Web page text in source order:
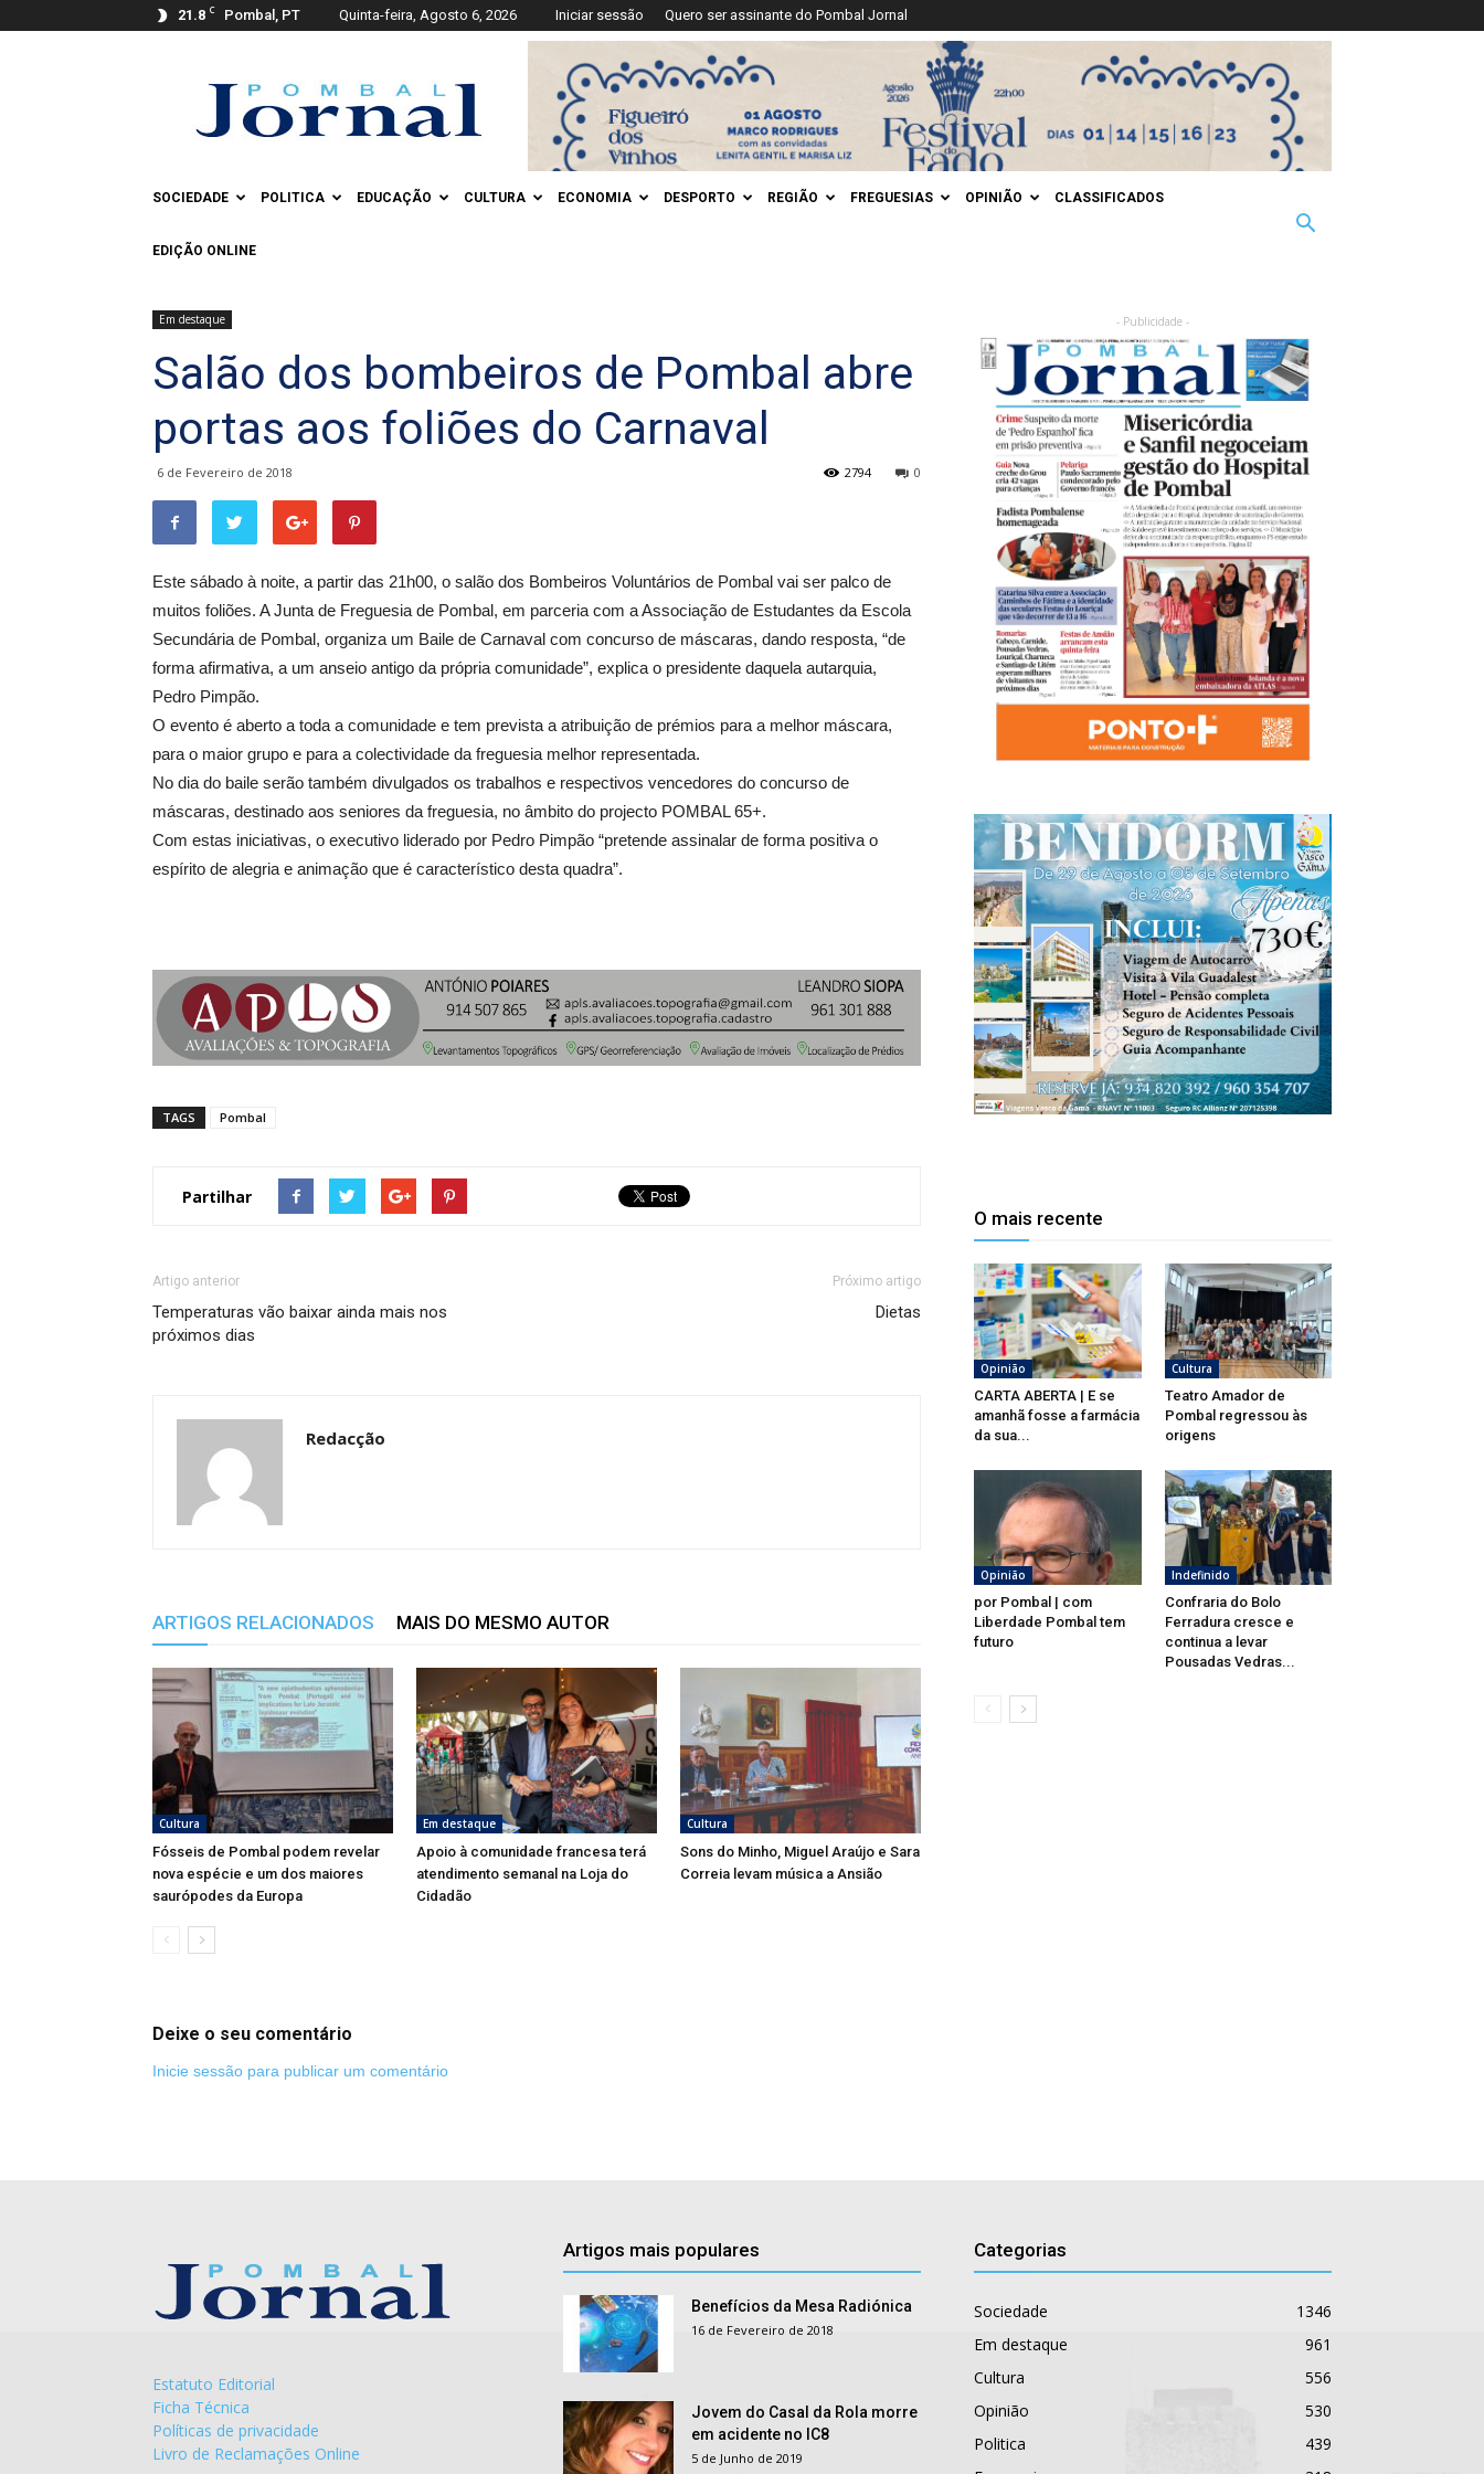
21.8 C Pombal, PT Quinta-feira, Agosto 6, 2026 Iniciar sessão Quero ser assinante do Pombal Jornal
Jornal
SOCIEDADE POLITICA EDUCAÇÃO CULTURA ECONOMIA DESPORTO REGIÃO FREGUESIAS OPINIÃO CLASSIFICADOS
EDIÇÃO ONLINE
Em destaque
Salão dos bombeiros de Pombal abre
portas aos foliões do Carnaval
6 de Fevereiro de 2018 0
2794
Este sábado à noite, a partir das 21h00, o salão dos Bombeiros Voluntários de Pombal vai ser palco de
muitos foliões. A Junta de Freguesia de Pombal, em parceria com a Associação de Estudantes da Escola
Secundária de Pombal, organiza um Baile de Carnaval com concurso de máscaras, dando resposta, “de
forma afirmativa, a um anseio antigo da própria comunidade”, explica o presidente daquela autarquia,
Pedro Pimpão.
O evento é aberto a toda a comunidade e tem prevista a atribuição de prémios para a melhor máscara,
para o maior grupo e para a colectividade da freguesia melhor representada.
No dia do baile serão também divulgados os trabalhos e respectivos vencedores do concurso de
máscaras, destinado aos seniores da freguesia, no âmbito do projecto POMBAL 65+.
Com estas iniciativas, o executivo liderado por Pedro Pimpão “pretende assinalar de forma positiva o
espírito de alegria e animação que é característico desta quadra”.
TAGS Pombal
Partilhar
Artigo anterior
Temperaturas vão baixar ainda mais nos
próximos dias
Próximo artigo
Dietas
Redacção
ARTIGOS RELACIONADOS MAIS DO MESMO AUTOR
Cultura
Fósseis de Pombal podem revelar
nova espécie e um dos maiores
saurópodes da Europa
Em destaque
Apoio à comunidade francesa terá
atendimento semanal na Loja do
Cidadão
Cultura
Sons do Minho, Miguel Araújo e Sara
Correia levam música a Ansião
Deixe o seu comentário
Inicie sessão para publicar um comentário
- Publicidade -
O mais recente
Opinião
CARTA ABERTA | E se
amanhã fosse a farmácia
da sua...
Cultura
Teatro Amador de
Pombal regressou às
origens
Opinião
por Pombal | com
Liberdade Pombal tem
futuro
Indefinido
Confraria do Bolo
Ferradura cresce e
continua a levar
Pousadas Vedras...
Estatuto Editorial
Ficha Técnica
Políticas de privacidade
Livro de Reclamações Online
Artigos mais populares
Benefícios da Mesa Radiónica
16 de Fevereiro de 2018
Jovem do Casal da Rola morre
em acidente no IC8
5 de Junho de 2019
Categorias
Sociedade
1346
Em destaque
961
Cultura
556
Opinião
530
Politica
439